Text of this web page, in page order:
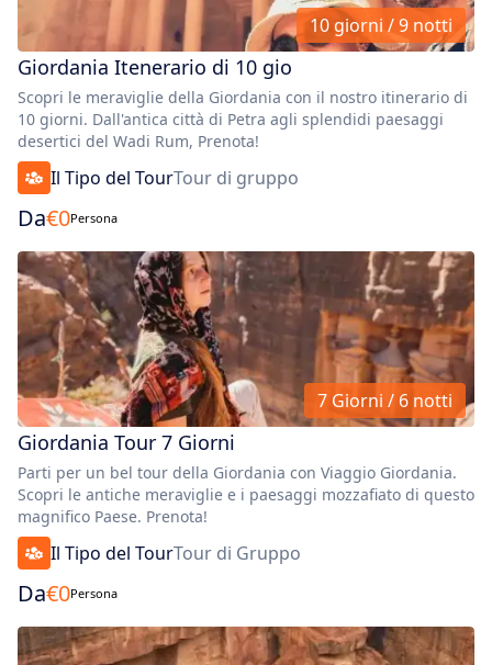
10 giorni / 9 notti
Giordania Itenerario di 10 gio
Scopri le meraviglie della Giordania con il nostro itinerario di
10 giorni. Dall'antica città di Petra agli splendidi paesaggi
desertici del Wadi Rum, Prenota!
Il Tipo del TourTour di gruppo
Da€0Persona
7 Giorni / 6 notti
Giordania Tour 7 Giorni
Parti per un bel tour della Giordania con Viaggio Giordania.
Scopri le antiche meraviglie e i paesaggi mozzafiato di questo
magnifico Paese. Prenota!
Il Tipo del TourTour di Gruppo
Da€0Persona